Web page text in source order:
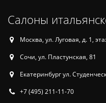
Салоны
Москва, ул. Луговая, д. 1,
Сочи, ул. Пластунская, 81
Екатеринбург ул.
+7 (495) 211-11-70